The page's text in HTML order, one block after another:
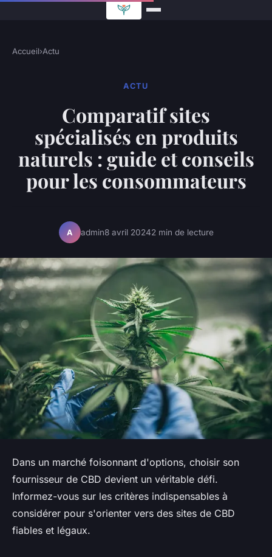
Accueil›Actu
ACTU
Comparatif sites
spécialisés en produits
naturels : guide et conseils
pour les consommateurs
A admin8 avril 20242 min de lecture
Dans un marché foisonnant d'options, choisir son
fournisseur de CBD devient un véritable défi.
Informez-vous sur les critères indispensables à
considérer pour s'orienter vers des sites de CBD
fiables et légaux.